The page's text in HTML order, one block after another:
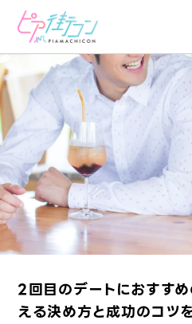
2回目のデートにおすす
える決め方と成功のコツ